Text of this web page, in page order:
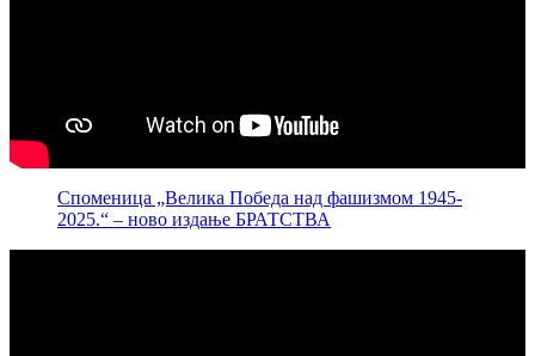
Споменица „Велика Победа над фашизмом 1945-
2025.“ – ново издање БРАТСТВА